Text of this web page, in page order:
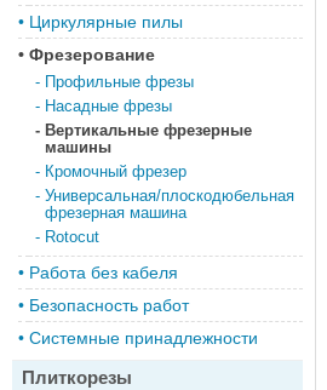
• Циркулярные пилы
• Фрезерование
- Профильные фрезы
- Насадные фрезы
- Вертикальные фрезерные
машины
- Кромочный фрезер
- Универсальная/плоскодюбельная
фрезерная машина
- Rotocut
• Работа без кабеля
• Безопасность работ
• Системные принадлежности
Плиткорезы